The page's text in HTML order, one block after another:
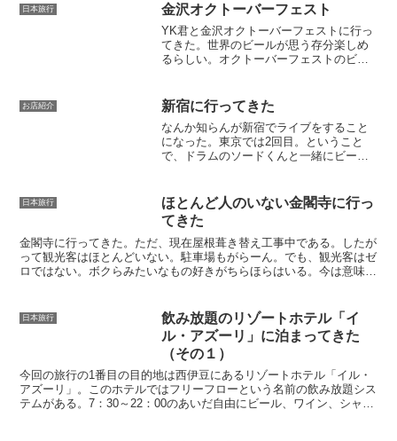
日本旅行 金沢オクトーバーフェスト
YK君と金沢オクトーバーフェストに行っ
てきた。世界のビールが思う存分楽しめ
るらしい。オクトーバーフェストのビー
高だった。（銘柄忘れた・・）だが、な
にこれ？どれもバカ高！...
お店紹介 新宿に行ってきた
なんか知らんが新宿でライブをすること
になった。東京では2回目。ということ
で、ドラムのソードくんと一緒にビール
る。またビールを飲んでることに関する
苦情かなと思ったら、え...
日本旅行
ほとんど人のいない金閣寺に行っ
てきた
金閣寺に行ってきた。ただ、現在屋根葺き替え工事中である。したが
って観光客はほとんどいない。駐車場もがらーん。でも、観光客はゼ
ロではない。ボクらみたいなもの好きがちらほらはいる。今は意味の
日本旅行
飲み放題のリゾートホテル「イ
ル・アズーリ」に泊まってきた
（その１）
今回の旅行の1番目の目的地は西伊豆にあるリゾートホテル「イル・
アズーリ」。このホテルではフリーフローという名前の飲み放題シス
テムがある。7：30～22：00のあいだ自由にビール、ワイン、シャン